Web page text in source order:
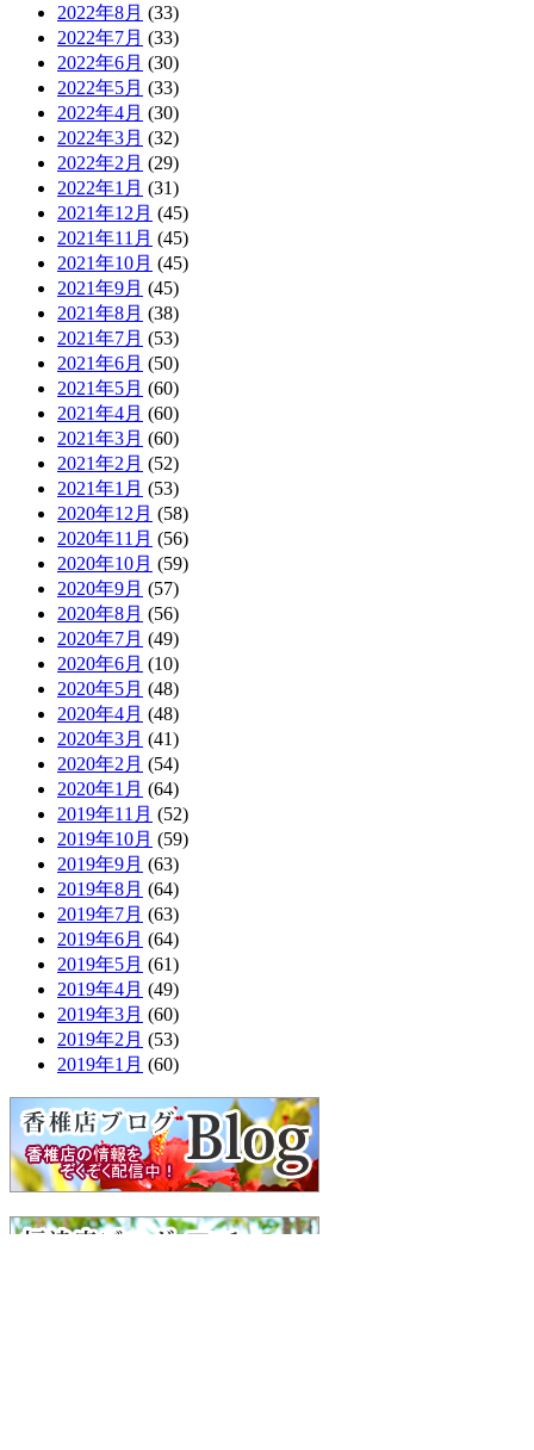
2022年8月 (33)
2022年7月 (33)
2022年6月 (30)
2022年5月 (33)
2022年4月 (30)
2022年3月 (32)
2022年2月 (29)
2022年1月 (31)
2021年12月 (45)
2021年11月 (45)
2021年10月 (45)
2021年9月 (45)
2021年8月 (38)
2021年7月 (53)
2021年6月 (50)
2021年5月 (60)
2021年4月 (60)
2021年3月 (60)
2021年2月 (52)
2021年1月 (53)
2020年12月 (58)
2020年11月 (56)
2020年10月 (59)
2020年9月 (57)
2020年8月 (56)
2020年7月 (49)
2020年6月 (10)
2020年5月 (48)
2020年4月 (48)
2020年3月 (41)
2020年2月 (54)
2020年1月 (64)
2019年11月 (52)
2019年10月 (59)
2019年9月 (63)
2019年8月 (64)
2019年7月 (63)
2019年6月 (64)
2019年5月 (61)
2019年4月 (49)
2019年3月 (60)
2019年2月 (53)
2019年1月 (60)